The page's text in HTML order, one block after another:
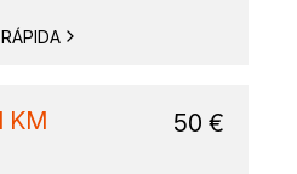
KM 50 €